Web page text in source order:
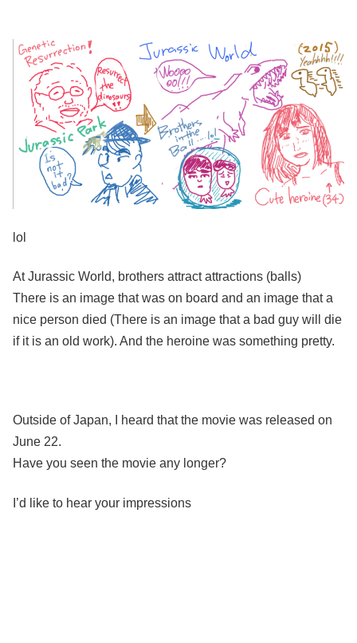
lol
At Jurassic World, brothers attract attractions (balls)
There is an image that was on board and an image that a
nice person died (There is an image that a bad guy will die
if it is an old work). And the heroine was something pretty.
Outside of Japan, I heard that the movie was released on
June 22.
Have you seen the movie any longer?
I’d like to hear your impressions